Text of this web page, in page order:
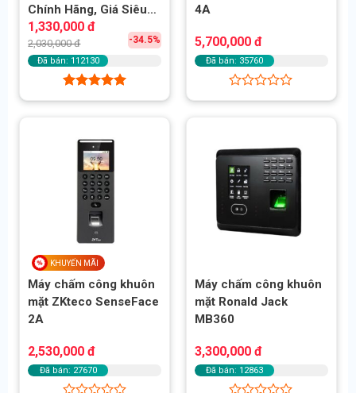
Chính Hãng, Giá Siêu
Ưu Đãi
2,030,000đ
Giá
gốc
là:
2,030,000 đ.
1,330,000đ
Giá
hiện
tại
là:
1,330,000 đ.
-34.5%
Đã bán: 112130
Được xếp
4A
5,700,000 đ
Đã bán: 35760
Được
5
sao
KHUYẾN MÃI
Máy chấm công khuôn
mặt ZKteco SenseFace
2A
2,530,000đ
Đã bán: 27670
Máy chấm công khuôn
mặt Ronald Jack
MB360
3,300,000 đ
Đã bán: 12863